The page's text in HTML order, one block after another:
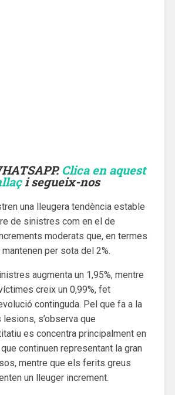
Clica en aquest
i segueix-nos
una lleugera tendència estable
de sinistres com en el de
moderats que, en termes
per sota del 2%.
augmenta un 1,95%, mentre
creix un 0,99%, fet
continguda. Pel que fa a la
s’observa que
es concentra principalment en
continuen representant la gran
mentre que els ferits greus
un lleuger increment.